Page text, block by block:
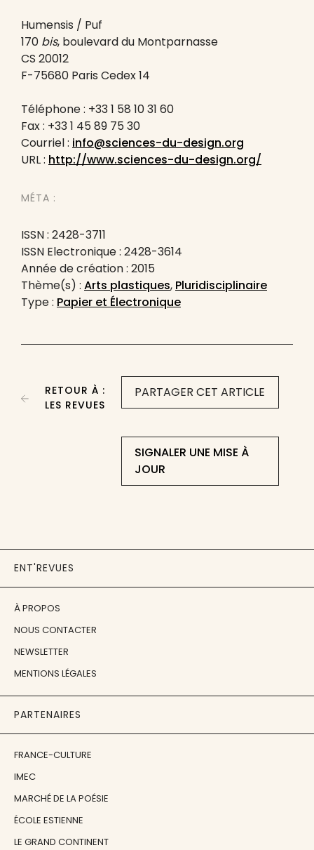
Humensis / Puf
170 bis, boulevard du Montparnasse
CS 20012
F-75680 Paris Cedex 14
Téléphone : +33 1 58 10 31 60
Fax : +33 1 45 89 75 30
Courriel : info@sciences-du-design.org
URL : http://www.sciences-du-design.org/
MÉTA :
ISSN : 2428-3711
ISSN Electronique : 2428-3614
Année de création : 2015
Thème(s) : Arts plastiques, Pluridisciplinaire
Type : Papier et Électronique
PARTAGER CET ARTICLE
SIGNALER UNE MISE À
JOUR
RETOUR À :
LES REVUES
ENT'REVUES
À PROPOS
NOUS CONTACTER
NEWSLETTER
MENTIONS LÉGALES
PARTENAIRES
FRANCE-CULTURE
IMEC
MARCHÉ DE LA POÉSIE
ÉCOLE ESTIENNE
LE GRAND CONTINENT